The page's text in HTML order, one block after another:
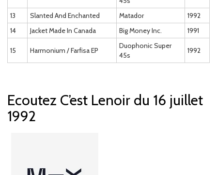
13 Slanted And Enchanted Matador
1992
14
Jacket Made In Canada Big Money Inc. 1991
15 Harmonium / Farfisa EP
Duophonic Super
45s
1992
Ecoutez C’est Lenoir du 16 juillet
1992